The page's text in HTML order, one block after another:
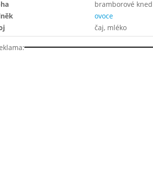
bramborové
ovoce
čaj, mléko